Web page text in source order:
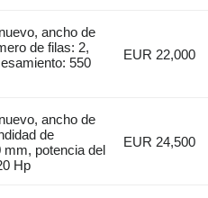
ancho de
de filas: 2,
550
EUR 22,000
ancho de
de
potencia del
Hp
EUR 24,500